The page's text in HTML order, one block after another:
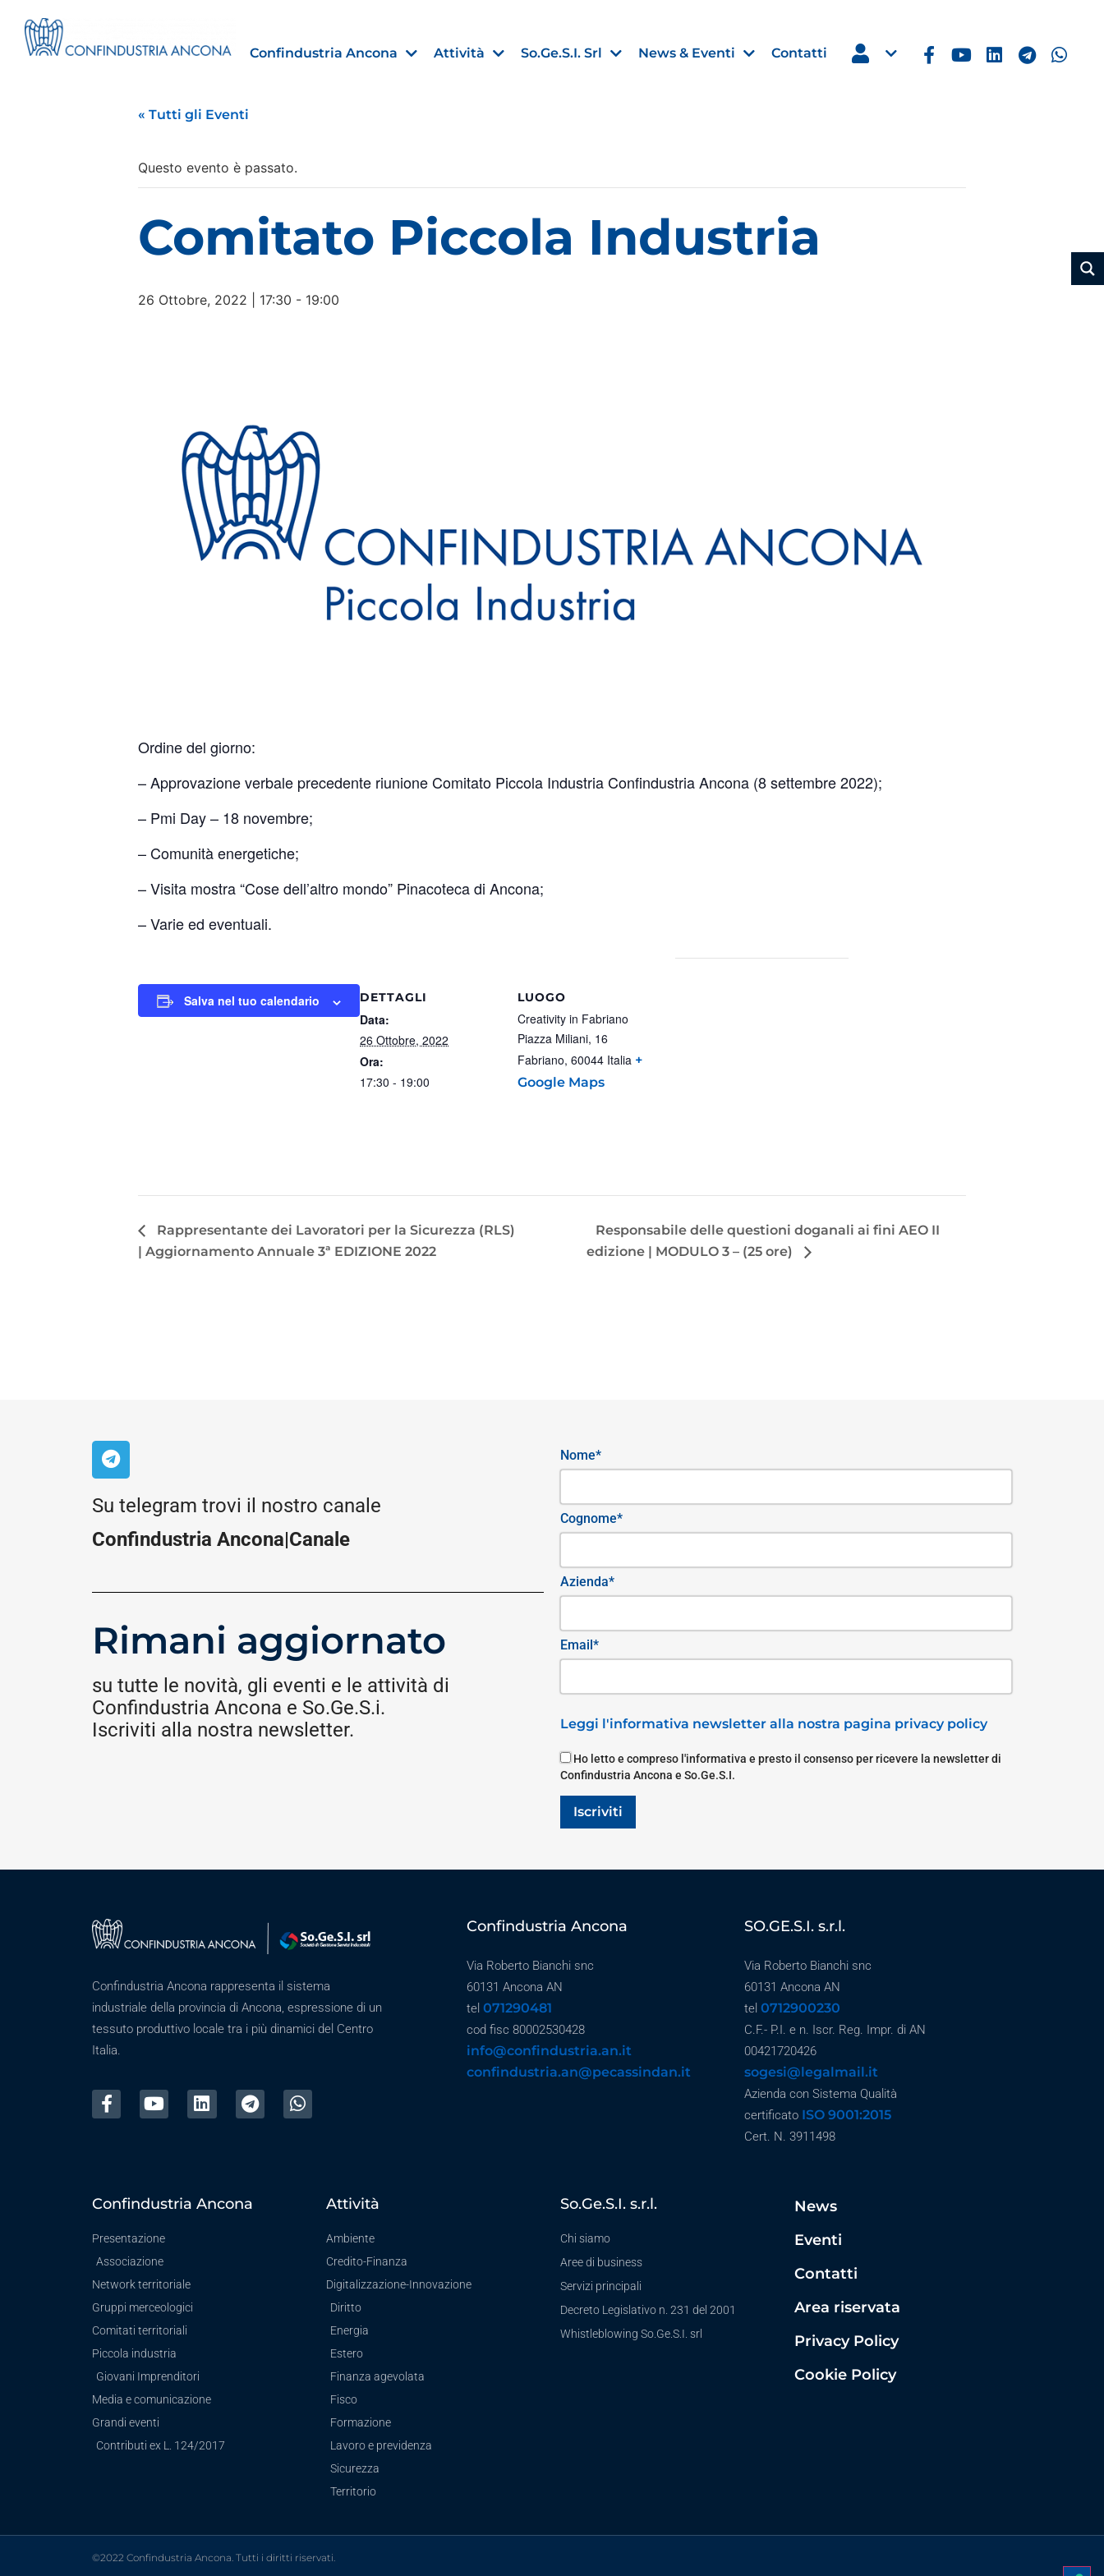
Confindustria Ancona Attività So.Ge.S.I. Srl News & Eventi
Estero
Importazioni dagli Stati Uniti nell’UE:
novità sulle prove di origine non
30 Luglio 2026
Finanza agevolata
“PMI, Industria e Incentivi alle Imprese
”
Estero
Contatti
« Tutti gli Eventi
Questo evento è passato.
Comitato Piccola Industria
26 Ottobre, 2022 | 17:30 - 19:00
Ordine del giorno:
– Approvazione verbale precedente riunione Comitato Piccola Industria Confindustria Ancona (8 settembre 2022);
– Pmi Day – 18 novembre;
– Comunità energetiche;
– Visita mostra “Cose dell’altro mondo” Pinacoteca di Ancona;
– Varie ed eventuali.
Salva nel tuo calendario DETTAGLI
Data:
26 Ottobre, 2022
Ora:
17:30 - 19:00
LUOGO
Creativity in Fabriano
Piazza Miliani, 16
Fabriano, 60044 Italia +
Google Maps
Rappresentante dei Lavoratori per la Sicurezza (RLS)
| Aggiornamento Annuale 3ª EDIZIONE 2022
Responsabile delle questioni doganali ai fini AEO II
edizione | MODULO 3 – (25 ore)
Su telegram trovi il nostro canale
Confindustria Ancona|Canale
Rimani aggiornato
su tutte le novità, gli eventi e le attività di
Confindustria Ancona e So.Ge.S.i.
Iscriviti alla nostra newsletter.
Nome*
Cognome*
Azienda*
Email*
Leggi l'informativa newsletter alla nostra pagina privacy policy
Ho letto e compreso l'informativa e presto il consenso per ricevere la newsletter di
Confindustria Ancona e So.Ge.S.I.
Iscriviti
Confindustria Ancona rappresenta il sistema
industriale della provincia di Ancona, espressione di un
tessuto produttivo locale tra i più dinamici del Centro
Italia.
Confindustria Ancona
Via Roberto Bianchi snc
60131 Ancona AN
tel 071290481
cod fisc 80002530428
info@confindustria.an.it
confindustria.an@pecassindan.it
SO.GE.S.I. s.r.l.
Via Roberto Bianchi snc
60131 Ancona AN
tel 0712900230
C.F.- P.I. e n. Iscr. Reg. Impr. di AN
00421720426
sogesi@legalmail.it
Azienda con Sistema Qualità
certificato ISO 9001:2015
Cert. N. 3911498
Confindustria Ancona
Presentazione
Associazione
Network territoriale
Gruppi merceologici
Comitati territoriali
Piccola industria
Giovani Imprenditori
Media e comunicazione
Grandi eventi
Contributi ex L. 124/2017
Attività
Ambiente
Credito-Finanza
Digitalizzazione-Innovazione
Diritto
Energia
Estero
Finanza agevolata
Fisco
Formazione
Lavoro e previdenza
Sicurezza
Territorio
So.Ge.S.I. s.r.l.
Chi siamo
Aree di business
Servizi principali
Decreto Legislativo n. 231 del 2001
Whistleblowing So.Ge.S.I. srl
News
Eventi
Contatti
Area riservata
Privacy Policy
Cookie Policy
©2022 Confindustria Ancona. Tutti i diritti riservati.